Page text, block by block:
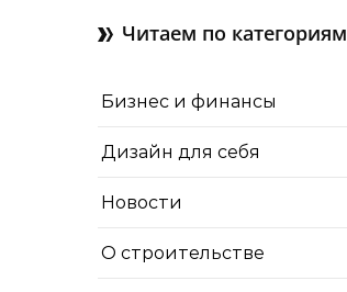
Читаем по категориям
Бизнес и финансы
Дизайн для себя
Новости
О строительстве